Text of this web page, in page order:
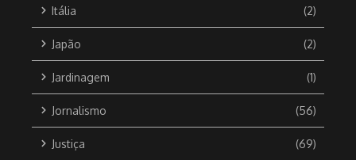
Itália (2)
Japão (2)
Jardinagem (1)
Jornalismo (56)
Justiça (69)